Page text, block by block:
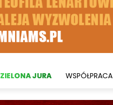
ZIELONA JURA WSPÓŁPRACA